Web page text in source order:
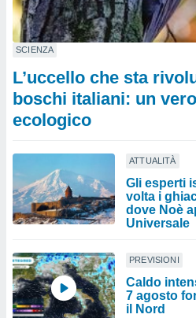
SCIENZA
L’uccello che sta
boschi italiani: un
ecologico
ATTUALITÀ
Gli esperti
volta i
dove Noè
Universale
PREVISIONI
Caldo
7 agosto
il Nord